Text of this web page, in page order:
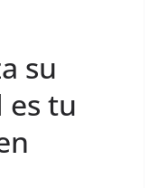
su
es tu